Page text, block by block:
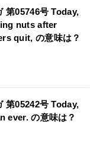
第05746号 Today,
nuts after
quit, の意味は？
第05242号 Today,
ever. の意味は？